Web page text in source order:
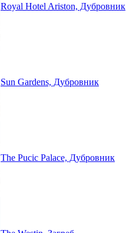
Royal Hotel Ariston, Дубровник
Sun Gardens, Дубровник
The Pucic Palace, Дубровник